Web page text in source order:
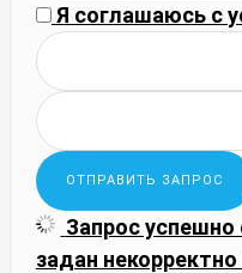
Я соглашаюсь с
Запрос успешно
задан некорректно